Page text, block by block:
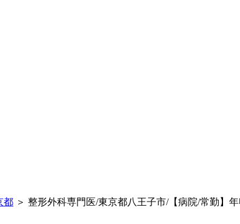
都 ＞ 整形外科専門医/東京都八王子市/【病院/常勤】